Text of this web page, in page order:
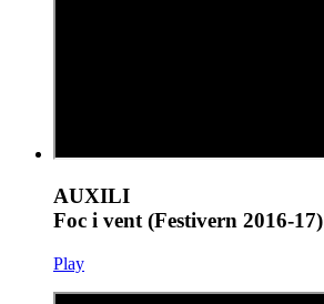
AUXILI
Foc i vent (Festivern 2016-17)
Play